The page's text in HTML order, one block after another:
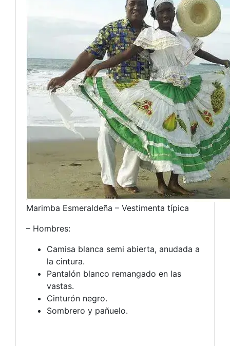
Marimba Esmeraldeña – Vestimenta típica
– Hombres:
Camisa blanca semi abierta, anudada a
la cintura.
Pantalón blanco remangado en las
vastas.
Cinturón negro.
Sombrero y pañuelo.